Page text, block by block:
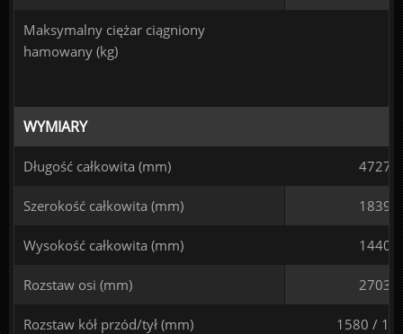
Maksymalny ciężar ciągniony
hamowany (kg)
WYMIARY
Długość całkowita (mm) 4727
Szerokość całkowita (mm) 1839
Wysokość całkowita (mm) 1440
Rozstaw osi (mm) 2703
Rozstaw kół przód/tył (mm) 1580 /